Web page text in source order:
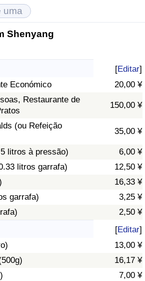
Shenyang
[Editar]
Económico
20,00 ¥
Restaurante de
150,00 ¥
(ou Refeição
35,00 ¥
litros à pressão)
6,00 ¥
litros garrafa)
12,50 ¥
16,33 ¥
garrafa)
3,25 ¥
2,50 ¥
[Editar]
13,00 ¥
16,17 ¥
7,00 ¥
de Vida
Vida Por País
de Imóveis
de Imóveis por País
de Vida (Atual)
de vida por país
Crime (Atual)
por país
(Atual)